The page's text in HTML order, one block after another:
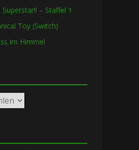
– Staffel 1
Toy (Switch)
im Himmel